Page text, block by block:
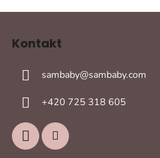
Kontakt
sambaby@sambaby.com
+420 725 318 605